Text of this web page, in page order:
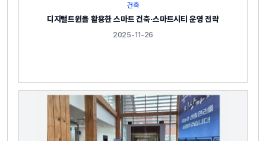
건축
디지털트윈을 활용한 스마트 건축·스마트시티 운영 전략
2025-11-26